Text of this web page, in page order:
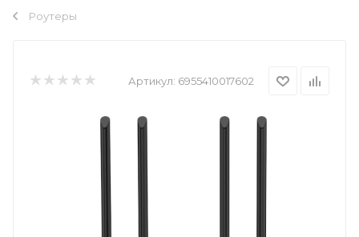
Роутеры
Артикул: 6955410017602